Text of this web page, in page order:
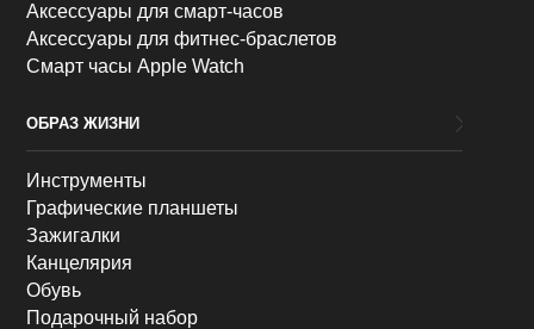
Аксессуары для смарт-часов
Аксессуары для фитнес-браслетов
Смарт часы Apple Watch
ОБРАЗ ЖИЗНИ
Инструменты
Графические планшеты
Зажигалки
Канцелярия
Обувь
Подарочный набор